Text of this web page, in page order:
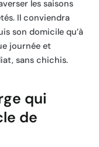
les saisons
Il conviendra
son domicile qu’à
journée et
sans chichis.
qui
de